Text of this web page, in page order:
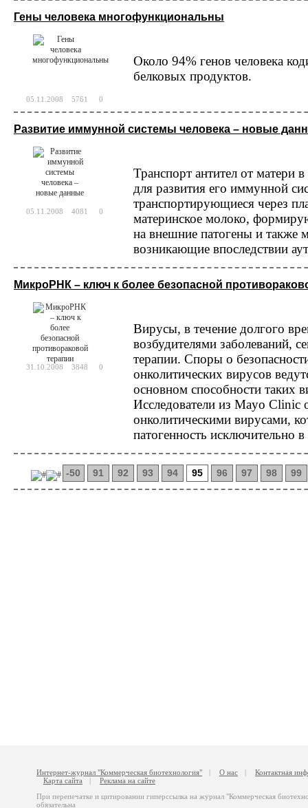
Гены человека многофункциональны
05.11.2008 5761 0
Около 94% генов человека
белковых продуктов.
Развитие иммунной системы человека – новые
05.11.2008 4081 0
Транспорт антител от матери
для развития его иммунной
транспортирующиеся через
материнское молоко,
на внешние патогены и также
возникающие впоследствии
МикроРНК – ключ к более безопасной
31.10.2008 3848 0
Вирусы, в течение долгого
возбудителями заболеваний,
терапии. Споры о
онколитических вирусов
основном способности таких
Исследователи из Mayo Clinic
онколитическими вирусами,
патогенность исключительно
-50 91 92 93 94 95 96 97 98 99
Интернет-журнал "Коммерческая биотехнология" О нас
Контактная
Карта сайта
Реклама на сайте
При перепечатке и цитировании гиперссылка на журнал "Коммерческая
обязательна